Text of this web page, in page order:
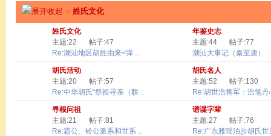
» 姓氏文化
姓氏文化
主题:22
帖子:47
Re:潮汕地区胡姓由来<弹 ..
年鉴史志
主题:44
帖子:77
潮汕大事记（秦至唐）
胡氏活动
主题:20
帖子:57
Re:中华胡氏“祭祖寻亲（联 ..
胡氏名人
主题:52
帖子:130
Re:胡世浩将军：浩笔丹
寻根问祖
主题:21
帖子:81
Re:霸公、铨公派系和世系 ..
谱谍字辈
主题:27
帖子:76
Re:广东雅瑶泊步胡氏世